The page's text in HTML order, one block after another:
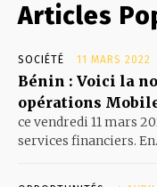
Articles
SOCIÉTÉ 11 MARS 2022
Bénin : Voici la
opérations
ce vendredi 11 mars
services financiers.